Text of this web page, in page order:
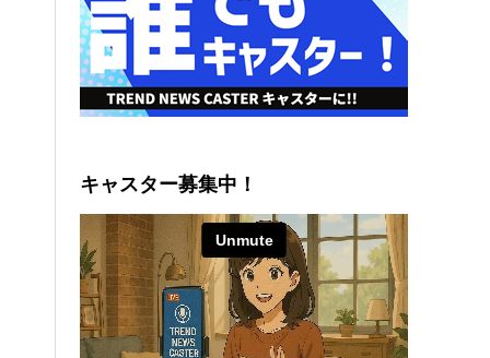
キャスター募集中！